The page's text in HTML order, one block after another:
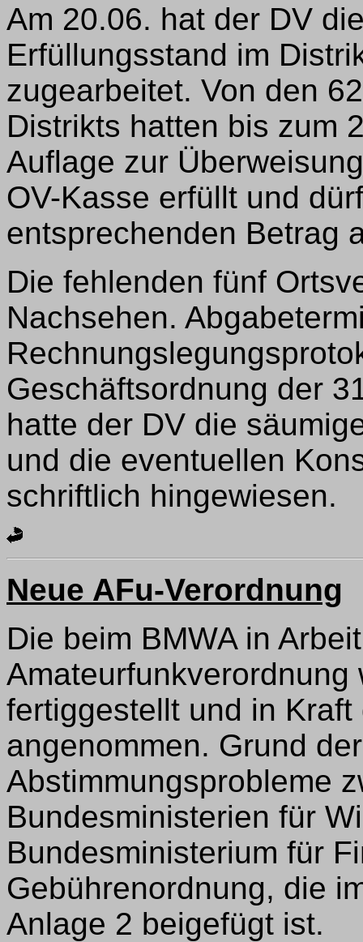
Am 20.06. hat der DV
Erfüllungsstand im
zugearbeitet. Von den
Distrikts hatten bis zum
Auflage zur
OV-Kasse erfüllt und
entsprechenden Betrag
Die fehlenden fünf
Nachsehen.
Geschäftsordnung der
hatte der DV die
und die eventuellen
schriftlich hingewiesen.
Neue AFu-Verordnung
Die beim BMWA in
fertiggestellt und in
angenommen. Grund
Abstimmungsprobleme
Bundesministerien für
Bundesministerium für
Gebührenordnung, die
Anlage 2 beigefügt ist.